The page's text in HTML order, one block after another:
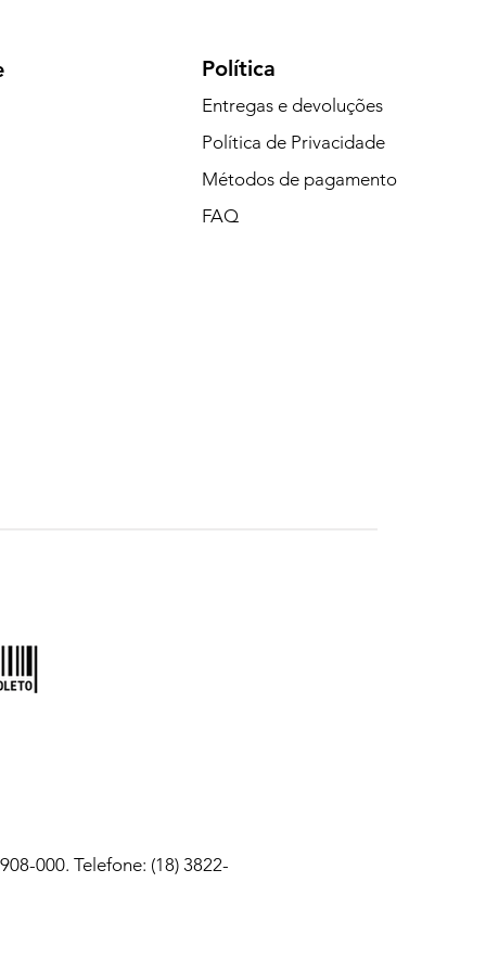
Política
Entregas e devoluções
Política de Privacidade
Métodos de pagamento
FAQ
000. Telefone: (18) 3822-